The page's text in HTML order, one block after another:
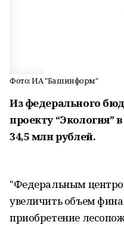
Фото: ИА "Башинформ"
Из федерального
проекту “Экология”
34,5 млн рублей.
"Федеральным
увеличить объем
приобретение